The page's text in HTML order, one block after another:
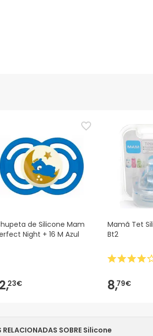
de Silicone Mam
Night + 16 M Azul
23€
Mamã Tet
Bt2
8,79€
RELACIONADAS SOBRE Silicone